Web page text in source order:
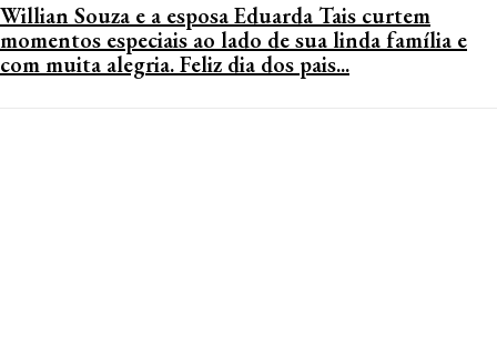
Willian Souza e a esposa Eduarda Tais curtem
momentos especiais ao lado de sua linda família e
com muita alegria. Feliz dia dos pais...